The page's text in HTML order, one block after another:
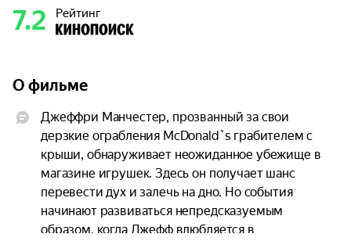
7.2 Рейтинг
О фильме
Джеффри Манчестер, прозванный за свои
дерзкие ограбления McDonald`s грабителем с
крыши, обнаруживает неожиданное убежище в
магазине игрушек. Здесь он получает шанс
перевести дух и залечь на дно. Но события
начинают развиваться непредсказуемым
образом, когда Джефф влюбляется в